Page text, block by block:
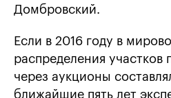
Домбровский.
Если в 2016 году в
распределения
через аукционы
ближайшие пять лет